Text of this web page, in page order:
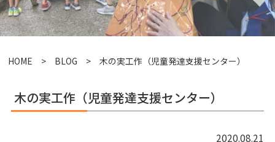
HOME > BLOG > 木の実工作（児童発達支援センター）
木の実工作（児童発達支援センター）
2020.08.21